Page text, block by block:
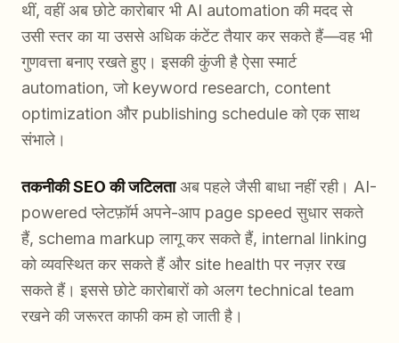
थीं, वहीं अब छोटे कारोबार भी AI automation की मदद से
उसी स्तर का या उससे अधिक कंटेंट तैयार कर सकते हैं—वह भी
गुणवत्ता बनाए रखते हुए। इसकी कुंजी है ऐसा स्मार्ट
automation, जो keyword research, content
optimization और publishing schedule को एक साथ
संभाले।
तकनीकी SEO की जटिलताअब पहले जैसी बाधा नहीं रही। AI-
powered प्लेटफ़ॉर्म अपने-आप page speed सुधार सकते
हैं, schema markup लागू कर सकते हैं, internal linking
को व्यवस्थित कर सकते हैं और site health पर नज़र रख
सकते हैं। इससे छोटे कारोबारों को अलग technical team
रखने की जरूरत काफी कम हो जाती है।